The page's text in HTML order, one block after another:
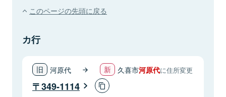
このページの先頭に戻る
カ行
河原代 久喜市河原代に住所変更
349-1114